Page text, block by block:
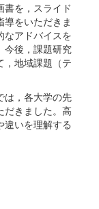
書を，スライド
をいただきま
なアドバイスを
今後，課題研究
，地域課題（テ
は，各大学の先
だきました。高
違いを理解する